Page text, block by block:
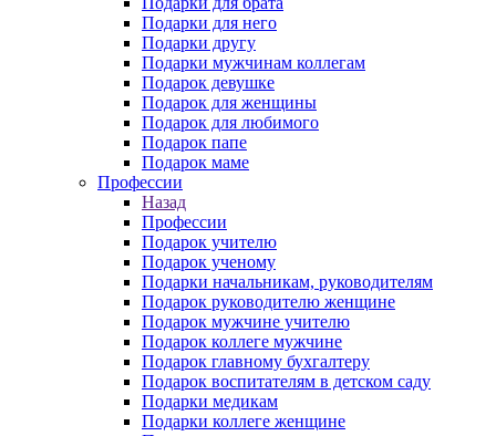
Подарки для него
Подарки другу
Подарки мужчинам коллегам
Подарок девушке
Подарок для женщины
Подарок для любимого
Подарок папе
Подарок маме
Профессии
Назад
Профессии
Подарок учителю
Подарок ученому
Подарки начальникам, руководителям
Подарок руководителю женщине
Подарок мужчине учителю
Подарок коллеге мужчине
Подарок главному бухгалтеру
Подарок воспитателям в детском саду
Подарки медикам
Подарки коллеге женщине